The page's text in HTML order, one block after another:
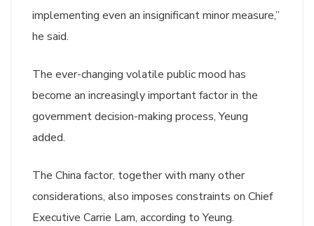
implementing even an insignificant minor measure,”
he said.
The ever-changing volatile public mood has
become an increasingly important factor in the
government decision-making process, Yeung
added.
The China factor, together with many other
considerations, also imposes constraints on Chief
Executive Carrie Lam, according to Yeung.